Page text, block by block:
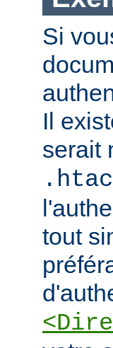
Si
Il
serait
tout